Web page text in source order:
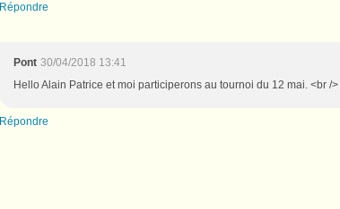
Répondre
Pont 30/04/2018 13:41
Hello Alain Patrice et moi participerons au tournoi du 12 mai. <br />
Répondre